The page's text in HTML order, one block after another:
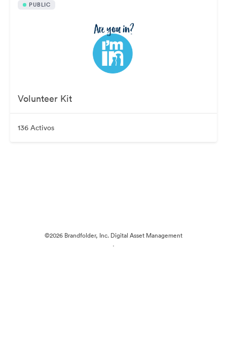
PUBLIC
Volunteer Kit
136 Activos
©2026 Brandfolder, Inc. Digital Asset Management
·